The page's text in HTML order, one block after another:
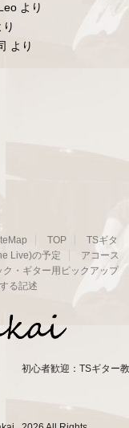
より
り
より
TOP
TSギタ
Live)の予定
アコース
ク・ギター用ピックアップ
る記述
初心者歓迎：TSギター教